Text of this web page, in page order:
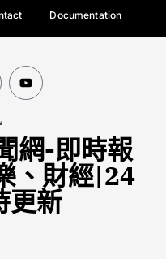
Documentation
網-即時報
、財經|24
更新